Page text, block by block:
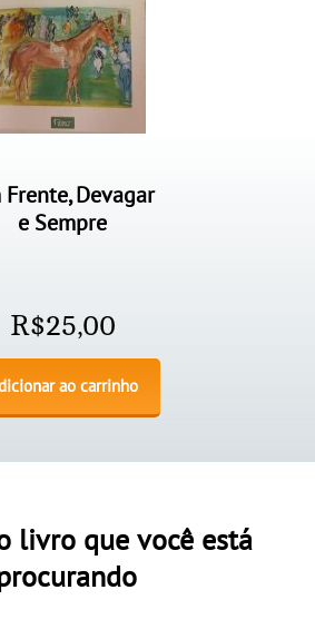
Frente, Devagar
e Sempre
R$25,00
ao carrinho
livro que você está